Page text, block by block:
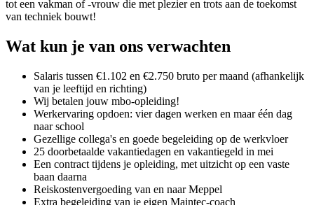
tot een vakman of -vrouw die met plezier en trots aan de toekomst
van techniek bouwt!
Wat kun je van ons verwachten
Salaris tussen €1.102 en €2.750 bruto per maand (afhankelijk
van je leeftijd en richting)
Wij betalen jouw mbo-opleiding!
Werkervaring opdoen: vier dagen werken en maar één dag
naar school
Gezellige collega's en goede begeleiding op de werkvloer
25 doorbetaalde vakantiedagen en vakantiegeld in mei
Een contract tijdens je opleiding, met uitzicht op een vaste
baan daarna
Reiskostenvergoeding van en naar Meppel
Extra begeleiding van je eigen Maintec-coach